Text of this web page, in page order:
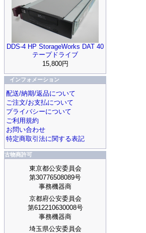
DDS-4 HP StorageWorks DAT 40
テープドライブ
15,800円
インフォメーション
配送/納期/返品について
ご注文/お支払について
プライバシーについて
ご利用規約
お問い合わせ
特定商取引法に関する表記
古物商許可
東京都公安委員会
第30776508089号
事務機器商
京都府公安委員会
第612210630008号
事務機器商
埼玉県公安委員会